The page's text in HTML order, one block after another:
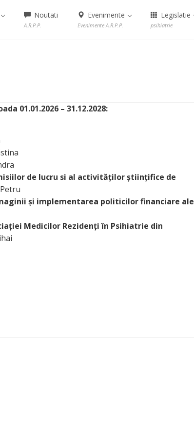
Noutati
A.R.P.P.
Evenimente
Evenimente A.R.P.P.
Legislatie
psihiatrie
01.01.2026 – 31.12.2028:
de lucru si al activităților științifice de
și implementarea politicilor financiare ale
Medicilor Rezidenți în Psihiatrie din